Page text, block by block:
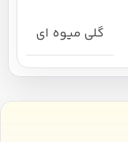
گلی میوه ای